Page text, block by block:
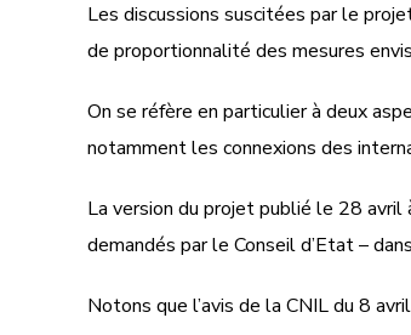
Les discussions suscitées par le
de proportionnalité des mesures
On se réfère en particulier à deux
notamment les connexions des
La version du projet publié le 28
demandés par le Conseil d’Etat –
Notons que l’avis de la CNIL du 8